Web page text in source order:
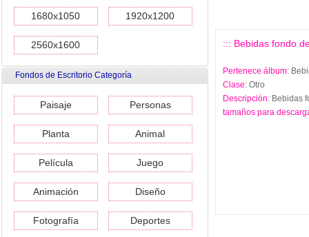
1680x1050 1920x1200
2560x1600
Fondos de Escritorio Categoría
Paisaje Personas
Planta Animal
Película Juego
Animación Diseño
Fotografía Deportes
::: Bebidas fondo
Pertenece álbum:
Clase: Otro
Descripción: Bebidas
tamaños para